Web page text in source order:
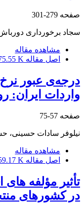
صفحه 279-301
سجاد برخورداری
مشاهده مقاله
اصل مقاله K
درجه‌ی عبور
واردات ایران:
صفحه 57-75
نیلوفر سادات حسینی،
مشاهده مقاله
اصل مقاله K
تأثیر مؤلفه
در کشورهای